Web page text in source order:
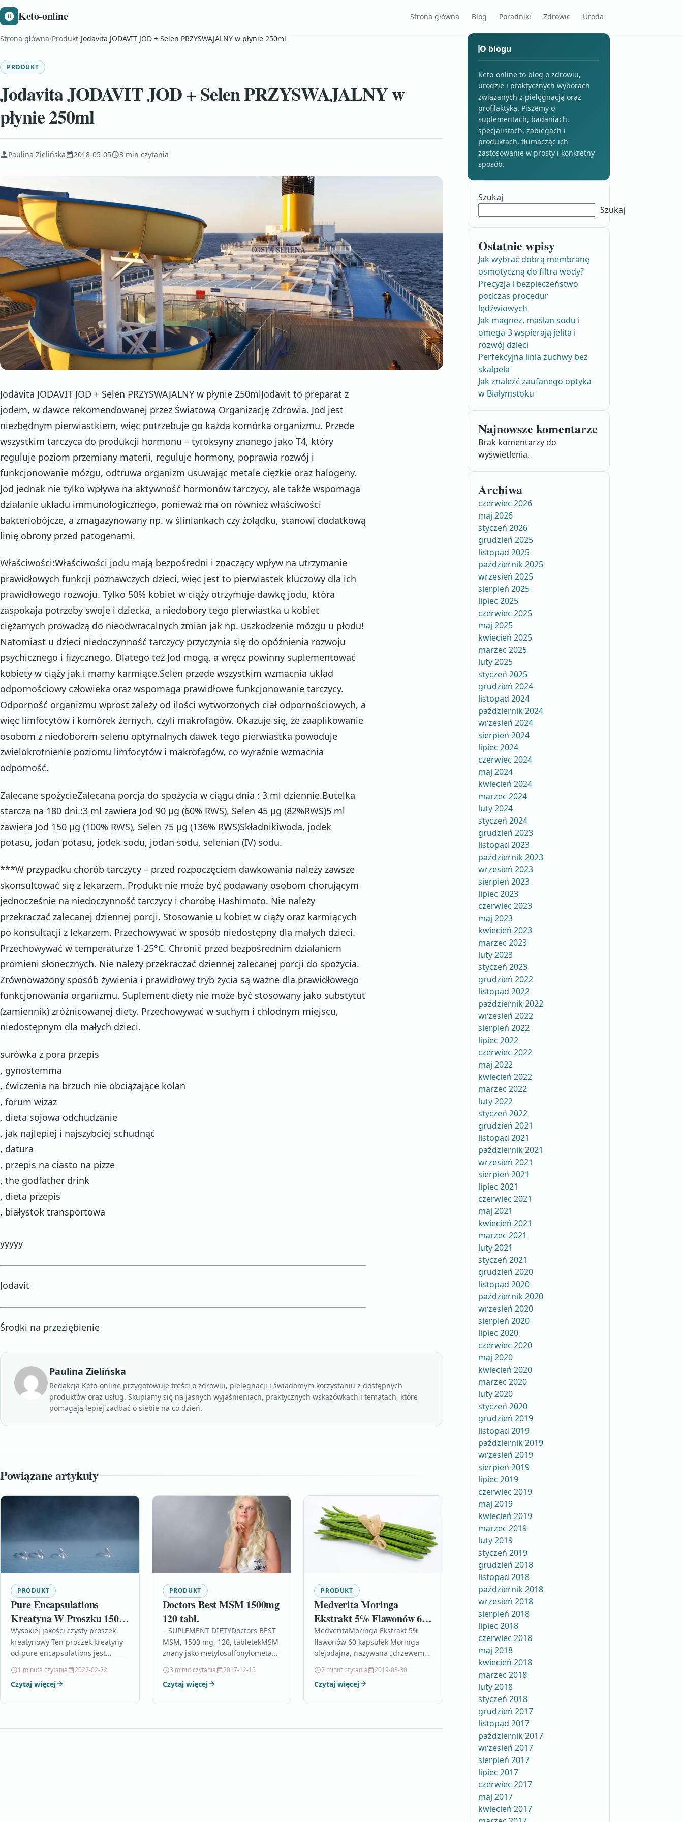
Keto-online Strona główna Blog Poradniki Zdrowie Uroda
Strona główna/Produkt/Jodavita JODAVIT JOD + Selen PRZYSWAJALNY w płynie 250ml
PRODUKT
Jodavita JODAVIT JOD + Selen PRZYSWAJALNY w
płynie 250ml
Paulina Zielińska 2018-05-05 3 min czytania
Jodavita JODAVIT JOD + Selen PRZYSWAJALNY w płynie 250mlJodavit to preparat z
jodem, w dawce rekomendowanej przez Światową Organizację Zdrowia. Jod jest
niezbędnym pierwiastkiem, więc potrzebuje go każda komórka organizmu. Przede
wszystkim tarczyca do produkcji hormonu – tyroksyny znanego jako T4, który
reguluje poziom przemiany materii, reguluje hormony, poprawia rozwój i
funkcjonowanie mózgu, odtruwa organizm usuwając metale ciężkie oraz halogeny.
Jod jednak nie tylko wpływa na aktywność hormonów tarczycy, ale także wspomaga
działanie układu immunologicznego, ponieważ ma on również właściwości
bakteriobójcze, a zmagazynowany np. w śliniankach czy żołądku, stanowi dodatkową
linię obrony przed patogenami.
Właściwości:Właściwości jodu mają bezpośredni i znaczący wpływ na utrzymanie
prawidłowych funkcji poznawczych dzieci, więc jest to pierwiastek kluczowy dla ich
prawidłowego rozwoju. Tylko 50% kobiet w ciąży otrzymuje dawkę jodu, która
zaspokaja potrzeby swoje i dziecka, a niedobory tego pierwiastka u kobiet
ciężarnych prowadzą do nieodwracalnych zmian jak np. uszkodzenie mózgu u płodu!
Natomiast u dzieci niedoczynność tarczycy przyczynia się do opóźnienia rozwoju
psychicznego i fizycznego. Dlatego też Jod mogą, a wręcz powinny suplementować
kobiety w ciąży jak i mamy karmiące.Selen przede wszystkim wzmacnia układ
odpornościowy człowieka oraz wspomaga prawidłowe funkcjonowanie tarczycy.
Odporność organizmu wprost zależy od ilości wytworzonych ciał odpornościowych, a
więc limfocytów i komórek żernych, czyli makrofagów. Okazuje się, że zaaplikowanie
osobom z niedoborem selenu optymalnych dawek tego pierwiastka powoduje
zwielokrotnienie poziomu limfocytów i makrofagów, co wyraźnie wzmacnia
odporność.
Zalecane spożycieZalecana porcja do spożycia w ciągu dnia : 3 ml dziennie.Butelka
starcza na 180 dni.:3 ml zawiera Jod 90 µg (60% RWS), Selen 45 µg (82%RWS)5 ml
zawiera Jod 150 µg (100% RWS), Selen 75 µg (136% RWS)Składnikiwoda, jodek
potasu, jodan potasu, jodek sodu, jodan sodu, selenian (IV) sodu.
***W przypadku chorób tarczycy – przed rozpoczęciem dawkowania należy zawsze
skonsultować się z lekarzem. Produkt nie może być podawany osobom chorującym
jednocześnie na niedoczynność tarczycy i chorobę Hashimoto. Nie należy
przekraczać zalecanej dziennej porcji. Stosowanie u kobiet w ciąży oraz karmiących
po konsultacji z lekarzem. Przechowywać w sposób niedostępny dla małych dzieci.
Przechowywać w temperaturze 1-25°C. Chronić przed bezpośrednim działaniem
promieni słonecznych. Nie należy przekraczać dziennej zalecanej porcji do spożycia.
Zrównoważony sposób żywienia i prawidłowy tryb życia są ważne dla prawidłowego
funkcjonowania organizmu. Suplement diety nie może być stosowany jako substytut
(zamiennik) zróżnicowanej diety. Przechowywać w suchym i chłodnym miejscu,
niedostępnym dla małych dzieci.
surówka z pora przepis
, gynostemma
, ćwiczenia na brzuch nie obciążające kolan
, forum wizaz
, dieta sojowa odchudzanie
, jak najlepiej i najszybciej schudnąć
, datura
, przepis na ciasto na pizze
, the godfather drink
, dieta przepis
, białystok transportowa
yyyyy
Jodavit
Środki na przeziębienie
Paulina Zielińska
Redakcja Keto-online przygotowuje treści o zdrowiu, pielęgnacji i świadomym korzystaniu z dostępnych
produktów oraz usług. Skupiamy się na jasnych wyjaśnieniach, praktycznych wskazówkach i tematach, które
pomagają lepiej zadbać o siebie na co dzień.
Powiązane artykuły
PRODUKT
Pure Encapsulations
Kreatyna W Proszku 150
G
Wysokiej jakości czysty proszek
kreatynowy Ten proszek kreatyny
od pure encapsulations jest
hobbystów i sportowców
wyczynowych, sportowców
1 minuta czytania 2022-02-22
Czytaj więcej
PRODUKT
Doctors Best MSM 1500mg
120 tabl.
– SUPLEMENT DIETYDoctors BEST
MSM, 1500 mg, 120, tabletekMSM
znany jako metylosulfonylometan
uważany za wzmacniacz wielu
witamin i innych składników…
3 minut czytania 2017-12-15
Czytaj więcej
PRODUKT
Medverita Moringa
Ekstrakt 5% Flawonów 60
Kaps
MedveritaMoringa Ekstrakt 5%
flawonów 60 kapsułek Moringa
olejodajna, nazywana „drzewem
tropikalnej. Stanowi źródło wielu
cennych substancji aktywnych,
2 minut czytania 2019-03-30
Czytaj więcej
O blogu
Keto-online to blog o zdrowiu,
urodzie i praktycznych wyborach
związanych z pielęgnacją oraz
profilaktyką. Piszemy o
suplementach, badaniach,
specjalistach, zabiegach i
produktach, tłumacząc ich
zastosowanie w prosty i konkretny
sposób.
Szukaj
Szukaj
Ostatnie wpisy
Jak wybrać dobrą membranę
osmotyczną do filtra wody?
Precyzja i bezpieczeństwo
podczas procedur
lędźwiowych
Jak magnez, maślan sodu i
omega-3 wspierają jelita i
rozwój dzieci
Perfekcyjna linia żuchwy bez
skalpela
Jak znaleźć zaufanego optyka
w Białymstoku
Najnowsze komentarze
Brak komentarzy do
wyświetlenia.
Archiwa
czerwiec 2026
maj 2026
styczeń 2026
grudzień 2025
listopad 2025
październik 2025
wrzesień 2025
sierpień 2025
lipiec 2025
czerwiec 2025
maj 2025
kwiecień 2025
marzec 2025
luty 2025
styczeń 2025
grudzień 2024
listopad 2024
październik 2024
wrzesień 2024
sierpień 2024
lipiec 2024
czerwiec 2024
maj 2024
kwiecień 2024
marzec 2024
luty 2024
styczeń 2024
grudzień 2023
listopad 2023
październik 2023
wrzesień 2023
sierpień 2023
lipiec 2023
czerwiec 2023
maj 2023
kwiecień 2023
marzec 2023
luty 2023
styczeń 2023
grudzień 2022
listopad 2022
październik 2022
wrzesień 2022
sierpień 2022
lipiec 2022
czerwiec 2022
maj 2022
kwiecień 2022
marzec 2022
luty 2022
styczeń 2022
grudzień 2021
listopad 2021
październik 2021
wrzesień 2021
sierpień 2021
lipiec 2021
czerwiec 2021
maj 2021
kwiecień 2021
marzec 2021
luty 2021
styczeń 2021
grudzień 2020
listopad 2020
październik 2020
wrzesień 2020
sierpień 2020
lipiec 2020
czerwiec 2020
maj 2020
kwiecień 2020
marzec 2020
luty 2020
styczeń 2020
grudzień 2019
listopad 2019
październik 2019
wrzesień 2019
sierpień 2019
lipiec 2019
czerwiec 2019
maj 2019
kwiecień 2019
marzec 2019
luty 2019
styczeń 2019
grudzień 2018
listopad 2018
październik 2018
wrzesień 2018
sierpień 2018
lipiec 2018
czerwiec 2018
maj 2018
kwiecień 2018
marzec 2018
luty 2018
styczeń 2018
grudzień 2017
listopad 2017
październik 2017
wrzesień 2017
sierpień 2017
lipiec 2017
czerwiec 2017
maj 2017
kwiecień 2017